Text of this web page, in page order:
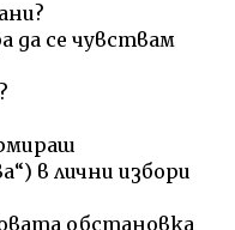
да се чувствам
в лични избори
обстановка